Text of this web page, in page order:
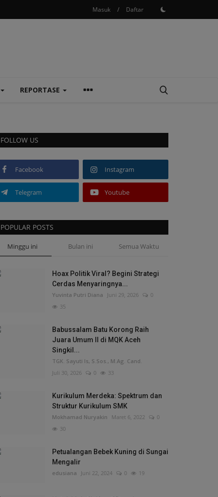
Masuk / Daftar
REPORTASE
FOLLOW US
Facebook Instagram
Telegram Youtube
POPULAR POSTS
Minggu ini Bulan ini Semua Waktu
Hoax Politik Viral? Begini Strategi
Cerdas Menyaringnya...
Yuvinta Putri Diana Juni 29, 2026
0
35
Babussalam Batu Korong Raih
Juara Umum II di MQK Aceh
Singkil...
TGK. Sayuti Is, S.Sos., M.Ag. Cand.
Juli 30, 2026
0 33
Kurikulum Merdeka: Spektrum dan
Struktur Kurikulum SMK
Mokhamad Nuryakin Maret 6, 2022
0
30
Petualangan Bebek Kuning di Sungai
Mengalir
edusiana Juni 22, 2024 0 19